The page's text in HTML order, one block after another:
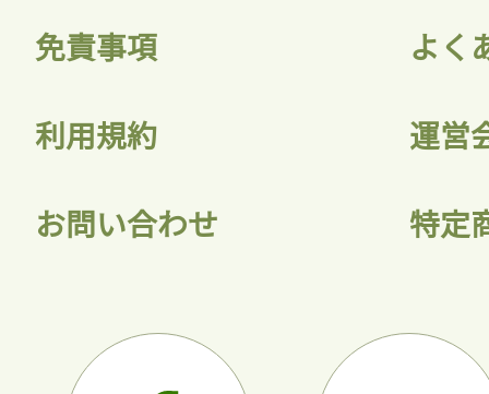
免責事項 よく
利用規約 運営
お問い合わせ 特定